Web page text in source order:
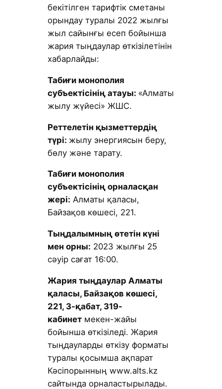
бекітілген тарифтік сметаны
орындау туралы 2022 жылғы
жыл сайынғы есеп бойынша
жария тыңдаулар өткізілетінін
хабарлайды:
Табиғи монополия
субъектісінің атауы: «Алматы
жылу жүйесі» ЖШС.
Реттелетін қызметтердің
түрі: жылу энергиясын беру,
бөлу және тарату.
Табиғи монополия
субъектісінің орналасқан
жері: Алматы қаласы,
Байзақов көшесі, 221.
Тыңдалымның өтетін күні
мен орны: 2023 жылғы 25
сәуір сағат 16:00.
Жария тыңдаулар Алматы
қаласы, Байзақов көшесі,
221, 3-қабат, 319-
кабинетмекен-жайы
бойынша өткізіледі. Жария
тыңдауларды өткізу форматы
туралы қосымша ақпарат
Кәсіпорынның www.alts.kz
сайтында орналастырылады.